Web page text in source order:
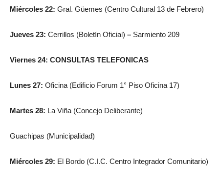
Miércoles 22: Gral. Güemes (Centro Cultural 13 de Febrero)
Jueves 23: Cerrillos (Boletín Oficial) – Sarmiento 209
Viernes 24: CONSULTAS TELEFONICAS
Lunes 27: Oficina (Edificio Forum 1° Piso Oficina 17)
Martes 28: La Viña (Concejo Deliberante)
Guachipas (Municipalidad)
Miércoles 29: El Bordo (C.I.C. Centro Integrador Comunitario)